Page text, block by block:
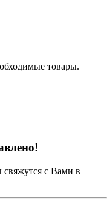
товары.
свяжутся с Вами в